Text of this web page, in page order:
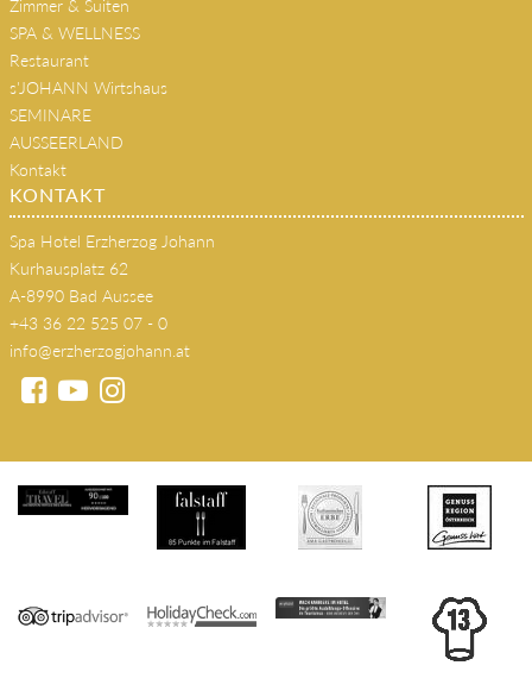
Home
Zimmer & Suiten
SPA & WELLNESS
Restaurant
s'JOHANN Wirtshaus
SEMINARE
AUSSEERLAND
Kontakt
KONTAKT
Spa Hotel Erzherzog Johann
Kurhausplatz 62
A-8990 Bad Aussee
+43 36 22 525 07 - 0
info@erzherzogjohann.at